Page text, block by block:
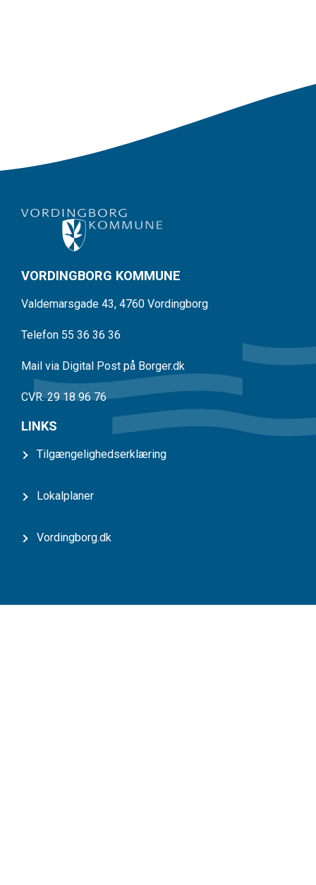
VORDINGBORG KOMMUNE
Valdemarsgade 43, 4760 Vordingborg
Telefon 55 36 36 36
Mail via Digital Post på Borger.dk
CVR. 29 18 96 76
LINKS
Tilgængelighedserklæring
Lokalplaner
Vordingborg.dk